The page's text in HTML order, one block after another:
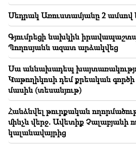
01:07 Կարևոր
Փրկարար ծառայությունը
00:56
Սպանություն՝ ուղիղ եթերում
00:29
Սեդրակ Առուստամյանը 2
00:14
Գյումրեցի նախկին
Պողոսյանն ազատ արձակվեց
Սեդրակ Առուստամյանը 2 ամսով
Գյումրեցի նախկին
Պողոսյանն ազատ արձակվեց
Սա աննախադեպ
Կաթողիկոսի դեմ քրեական
մասին (տեսանյութ)
Հանձնվել թուրքական
մինչև վերջ. Ավետիք Չալաբյանի
կալանավայրից